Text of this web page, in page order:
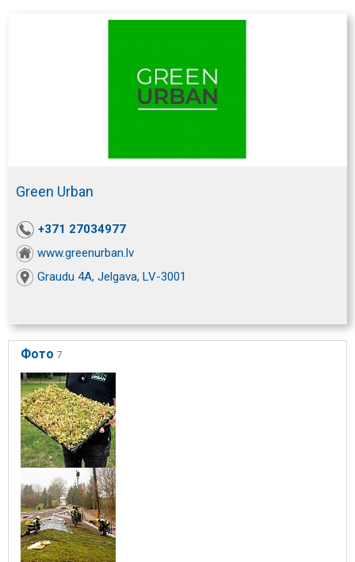
Green Urban
+371 27034977
www.greenurban.lv
Graudu 4A, Jelgava, LV-3001
Фото 7